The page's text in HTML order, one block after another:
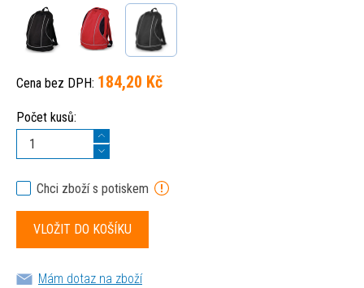
Cena bez DPH: 184,20 Kč
Počet kusů:
Chci zboží s potiskem
Mám dotaz na zboží